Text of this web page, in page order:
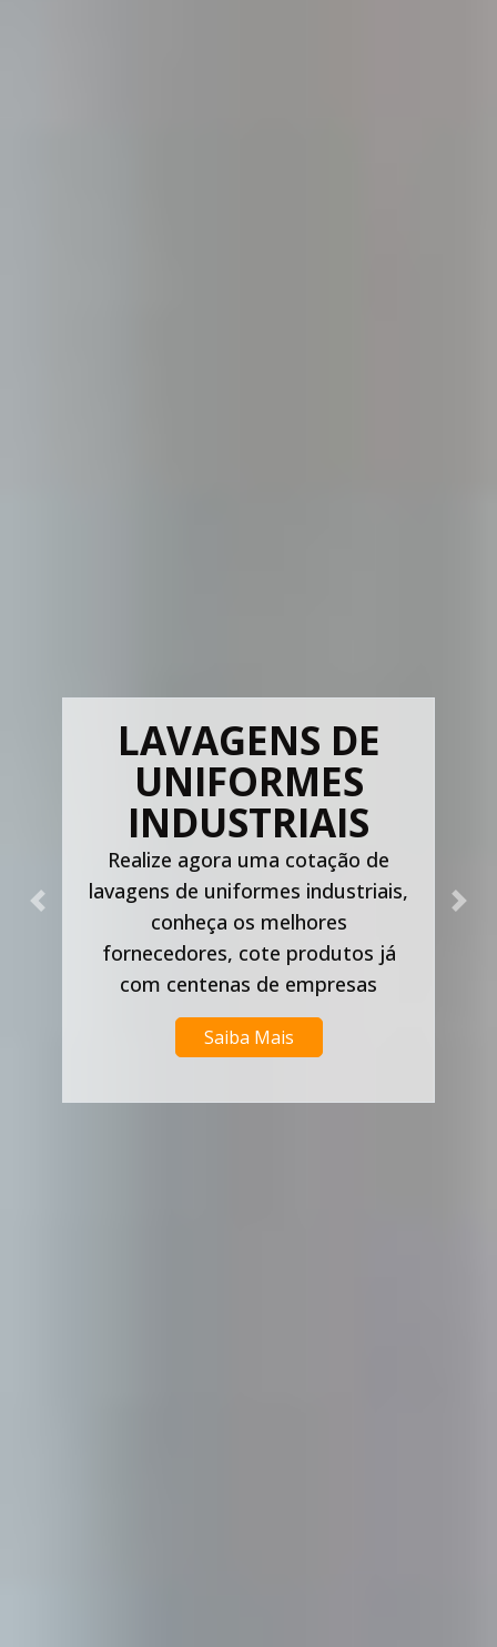
LAVAGENS DE
UNIFORMES
INDUSTRIAIS
Realize agora uma cotação de
lavagens de uniformes industriais,
conheça os melhores
fornecedores, cote produtos já
com centenas de empresas
Saiba Mais
Previous Next